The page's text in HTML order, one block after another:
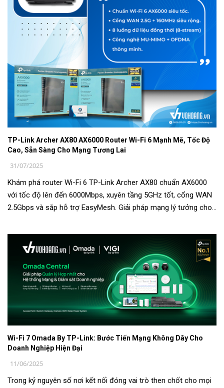
TP-Link Archer AX80 AX6000 Router Wi-Fi 6 Mạnh Mẽ, Tốc Độ
Cao, Sẵn Sàng Cho Mạng Tương Lai
31/07/2025
Khám phá router Wi-Fi 6 TP-Link Archer AX80 chuẩn AX6000
với tốc độ lên đến 6000Mbps, xuyên tầng 5GHz tốt, cổng WAN
2.5Gbps và sắp hỗ trợ EasyMesh. Giải pháp mạng lý tưởng cho
Wi-Fi 7 Omada By TP-Link: Bước Tiến Mạng Không Dây Cho
Doanh Nghiệp Hiện Đại
11/06/2025
Trong kỷ nguyên số nơi kết nối đóng vai trò then chốt cho mọi